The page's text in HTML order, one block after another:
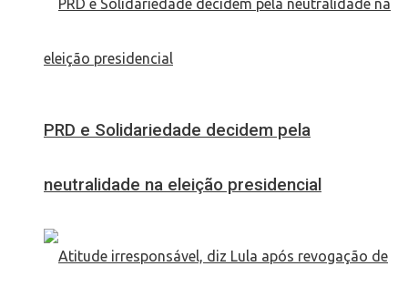
PRD e Solidariedade decidem pela
neutralidade na eleição presidencial